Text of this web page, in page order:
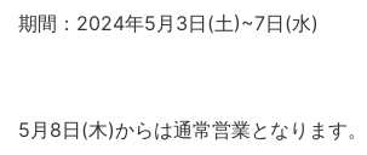
期間：2024年5月3日(土)~7日(水)
5月8日(木)からは通常営業となります。